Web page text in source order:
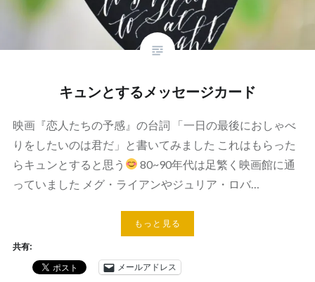
キュンとするメッセージカード
映画『恋人たちの予感』の台詞 「一日の最後におしゃべ
りをしたいのは君だ」と書いてみました これはもらった
らキュンとすると思う
80~90年代は足繁く映画館に通
っていました メグ・ライアンやジュリア・ロバ…
もっと見る
共有:
メールアドレス